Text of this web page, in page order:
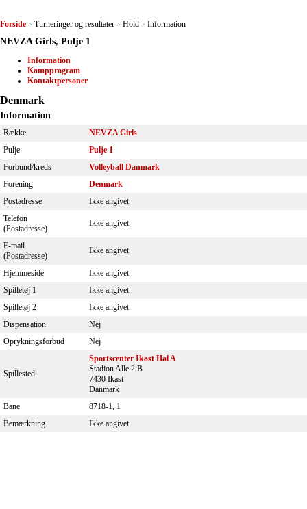
Forside > Turneringer og resultater > Hold > Information
NEVZA Girls, Pulje 1
Information
Kampprogram
Kontaktpersoner
Denmark
Information
Række
NEVZA Girls
Pulje
Pulje 1
Forbund/kreds
Volleyball Danmark
Forening
Denmark
Postadresse
Ikke angivet
Telefon
(Postadresse)
Ikke angivet
E-mail
(Postadresse)
Ikke angivet
Hjemmeside
Ikke angivet
Spilletøj 1
Ikke angivet
Spilletøj 2
Ikke angivet
Dispensation
Nej
Oprykningsforbud
Nej
Spillested
Sportscenter Ikast Hal A
Stadion Alle 2 B
7430 Ikast
Danmark
Bane
8718-1, 1
Bemærkning
Ikke angivet